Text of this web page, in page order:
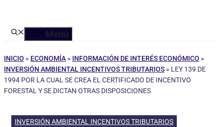
Menú
INICIO » ECONOMÍA » INFORMACIÓN DE INTERÉS ECONÓMICO »
INVERSIÓN AMBIENTAL INCENTIVOS TRIBUTARIOS » LEY 139 DE
1994 POR LA CUAL SE CREA EL CERTIFICADO DE INCENTIVO
FORESTAL Y SE DICTAN OTRAS DISPOSICIONES
INVERSIÓN AMBIENTAL INCENTIVOS TRIBUTARIOS